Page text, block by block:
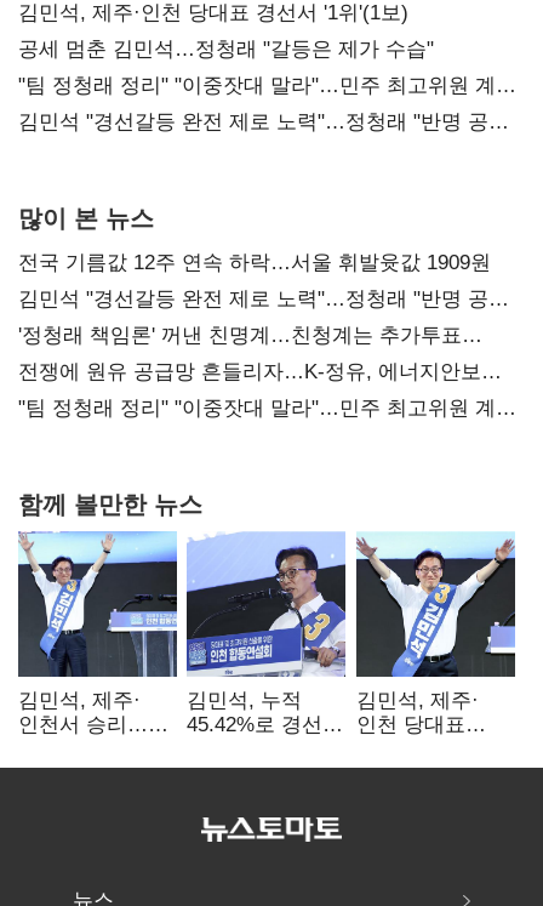
0.86%p(2보)
김민석, 제주·인천 당대표 경선서 '1위'(1보)
공세 멈춘 김민석…정청래 "갈등은 제가 수습"
"팀 정청래 정리" "이중잣대 말라"…민주 최고위원 계파
다툼 격화
김민석 "경선갈등 완전 제로 노력"…정청래 "반명 공세
많이 본 뉴스
전국 기름값 12주 연속 하락…서울 휘발윳값 1909원
김민석 "경선갈등 완전 제로 노력"…정청래 "반명 공세
사과부터"
'정청래 책임론' 꺼낸 친명계…친청계는 추가투표
때리기
전쟁에 원유 공급망 흔들리자…K-정유, 에너지안보
핵심으로 재부상
"팀 정청래 정리" "이중잣대 말라"…민주 최고위원 계파
함께 볼만한 뉴스
김민석, 제주·
인천서 승리…
탈환'(종합)
김민석, 누적
45.42%로 경선
격차
김민석, 제주·
인천 당대표
뉴스